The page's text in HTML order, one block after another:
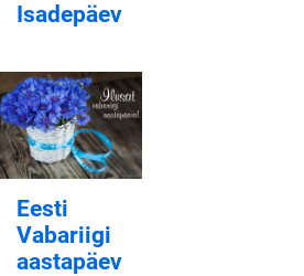
Isadepäev
Eesti
Vabariigi
aastapäev